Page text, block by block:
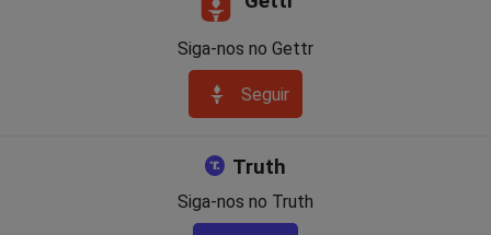
Siga-nos no Gettr
Seguir
Truth
Siga-nos no Truth